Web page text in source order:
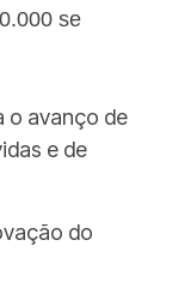
se
o avanço de
e de
do